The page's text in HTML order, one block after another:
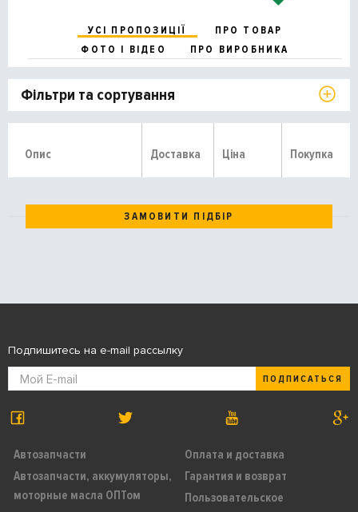
УСІ ПРОПОЗИЦІЇ
ПРО ТОВАР
ФОТО І ВІДЕО
ПРО ВИРОБНИКА
Фільтри та сортування
Опис Доставка Ціна Покупка
ЗАМОВИТИ ПІДБІР
Автозапчасти
Автозапчасти, аккумуляторы,
моторные масла ОПТом
Оплата и доставка
Гарантия и возврат
Пользовательское
Подпишитесь на e-mail рассылку
ПОДПИСАТЬСЯ